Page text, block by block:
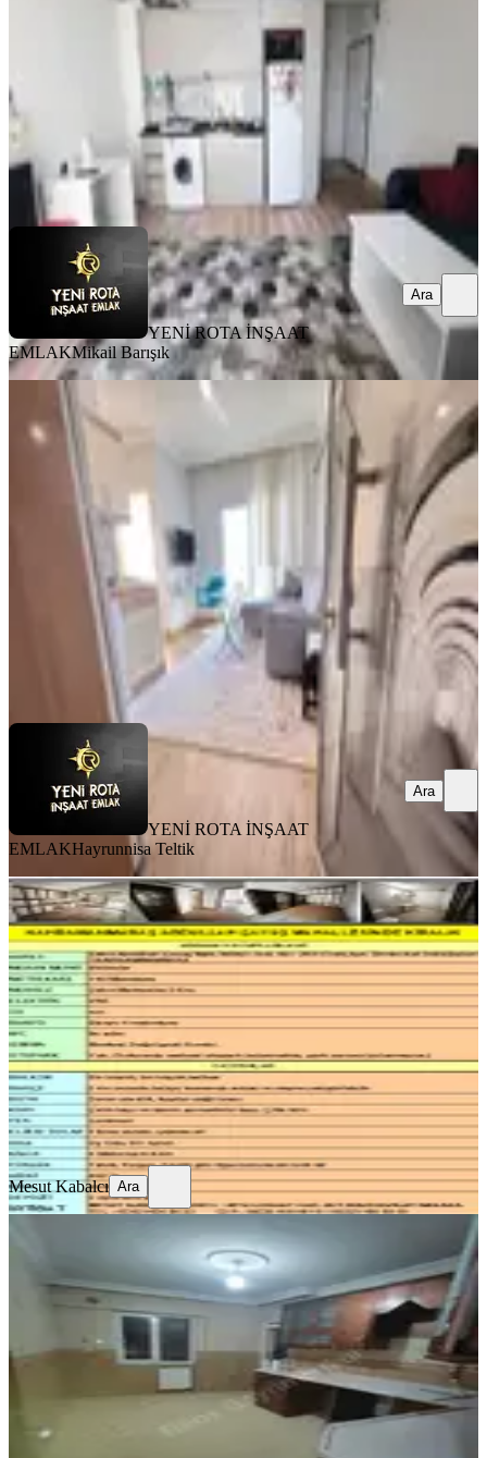
YENİ ROTA İNŞAAT EMLAK Mikail Barışık
YENİ ROTA İNŞAAT
EMLAKMikail Barışık
Ara
MANZARALI
Yeni Rota'dan Üniversite Civarı
Eşyalı 2+0 Kiralık Daire
Onikişubat, Maarif Mahallesi
·5. Kat 03.08.2026
23.000 ₺
YENİ ROTA İNŞAAT EMLAKHayrunnisa Teltik
YENİ ROTA İNŞAAT
EMLAKHayrunnisa Teltik
Ara
BALKONLU
Kahramanmaraş Ş.abdullah Çavuş
Mahallesinde Kiralık
Onikişubat, Şehit Abdullah Çavuş Mahallesi
3+1·140 m²·Bodrum Kat·03.08.2026
20.000 ₺
Mesut Kabalcı
Ara
Mesut Kabalcı Ara
Reos Gayrimenkul'den Kiralık 4+1
Daire
Onikişubat, Şehit Abdullah Çavuş Mahallesi
4+1
240 m²·4. Kat·01.08.2026
23.000 ₺
Gökhan Ciğerlioğlu